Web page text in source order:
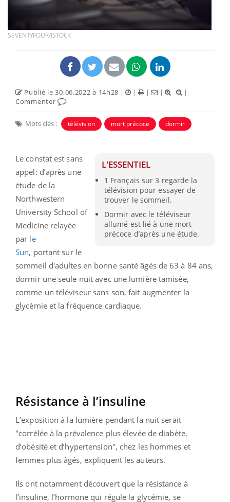
SEVENTYFOUR/ISTOCK
Publié le 30.06.2022 à 14h28 | | | |
|
Commenter
Mots clés : télévision mort précoce dormir
L'ESSENTIEL
1 Français sur 3 regarde la
télévision pour essayer de
trouver le sommeil.
Dormir avec le téléviseur
allumé est lié à une mort
précoce d’après une étude.
Le constat est sans
appel: d’après une
étude de la
Northwestern
University School of
Medicine relayée
par le
Sun, portant sur le
sommeil d'adultes en bonne santé âgés de 63 à 84 ans,
dormir une seule nuit avec une lumière tamisée,
comme un téléviseur sans son, fait augmenter la
glycémie et la fréquence cardiaque.
Résistance à l’insuline
L’exposition à la lumière pendant la nuit serait
"corrélée à la prévalence plus élevée de diabète,
d’obésité et d’hypertension", chez les hommes et
femmes plus âgés, expliquent les auteurs.
Ils ont notamment découvert que la résistance à
l’insuline, l’hormone qui régule la glycémie, se